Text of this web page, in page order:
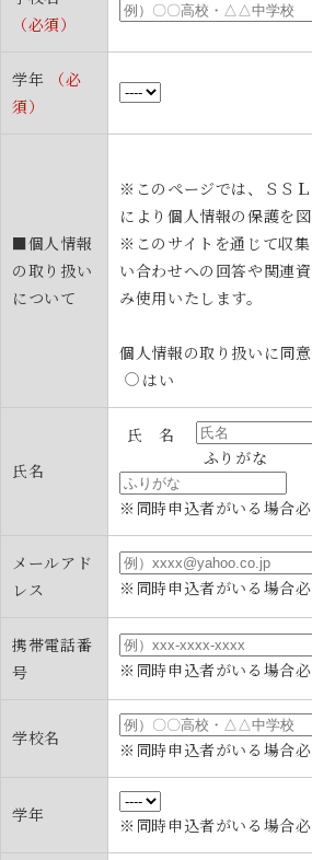
（必須）
学年
（必
須）
■個人情報
の取り扱い
について
※このページでは、ＳＳ
により個人情報の保護を図
※このサイトを通じて収
い合わせへの回答や関連
み使用いたします。
個人情報の取り扱いに同
はい
氏名
氏 名
ふりがな
※同時申込者がいる場合
メールアド
レス
※同時申込者がいる場合
携帯電話番
号
※同時申込者がいる場合
学校名
※同時申込者がいる場合
学年 ※同時申込者がいる場合